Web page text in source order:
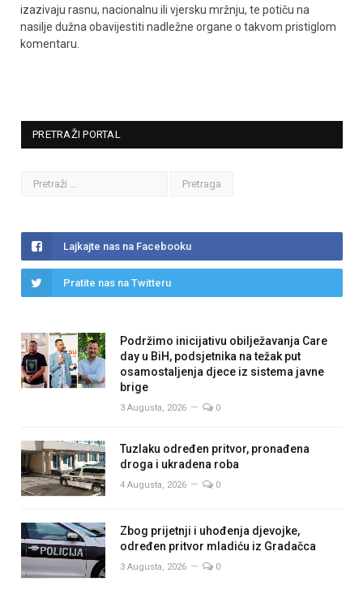
izazivaju rasnu, nacionalnu ili vjersku mržnju, te potiču na
nasilje dužna obavijestiti nadležne organe o takvom pristiglom
komentaru.
PRETRAŽI PORTAL
Lajkajte nas na Facebooku
Pratite nas na Twitteru
Podržimo inicijativu obilježavanja Care
day u BiH, podsjetnika na težak put
osamostaljenja djece iz sistema javne
brige
3 Augusta, 2026 0
Tuzlaku određen pritvor, pronađena
droga i ukradena roba
4 Augusta, 2026 0
Zbog prijetnji i uhođenja djevojke,
određen pritvor mladiću iz Gradačca
3 Augusta, 2026 0